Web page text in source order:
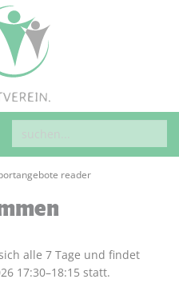
reader
alle 7 Tage und findet
17:30–18:15 statt.